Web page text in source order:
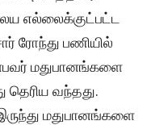
எல்லைக்குட்பட்ட
ரோந்து பணியில்
மதுபானங்களை
தெரிய வந்தது.
மதுபானங்களை